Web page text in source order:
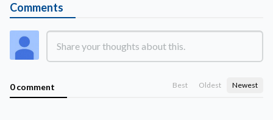
Comments
0 comment Best Oldest Newest